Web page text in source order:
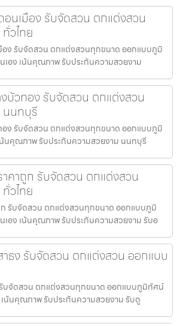
นเมือง รับจัดสวน ตกแต่งสวน
วไทย
ง รับจัดสวน ตกแต่งสวนทุกขนาด ออกแบบภูมิ
เอง เน้นคุณภาพ รับประกันความสวยงาม
บัวทอง รับจัดสวน ตกแต่งสวน
นทบุรี
อง รับจัดสวน ตกแต่งสวนทุกขนาด ออกแบบภูมิ
น้นคุณภาพ รับประกันความสวยงาม นนทบุรี
คาถูก รับจัดสวน ตกแต่งสวน
วไทย
รับจัดสวน ตกแต่งสวนทุกขนาด ออกแบบภูมิ
เอง เน้นคุณภาพ รับประกันความสวยงาม รับอ
าธง รับจัดสวน ตกแต่งสวน ออกแบบ
รับจัดสวน ตกแต่งสวนทุกขนาด ออกแบบภูมิทัศน์
เน้นคุณภาพ รับประกันความสวยงาม รับดู